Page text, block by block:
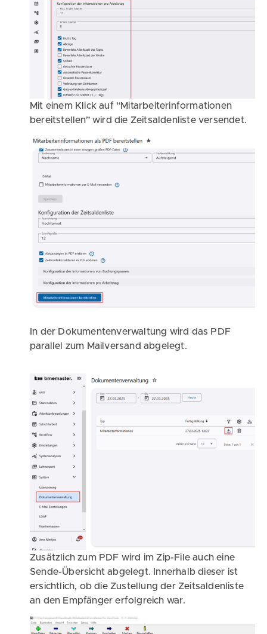
Mit einem Klick auf “Mitarbeiterinformationen
bereitstellen” wird die Zeitsaldenliste versendet.
In der Dokumentenverwaltung wird das PDF
parallel zum Mailversand abgelegt.
Zusätzlich zum PDF wird im Zip-File auch eine
Sende-Übersicht abgelegt. Innerhalb dieser ist
ersichtlich, ob die Zustellung der Zeitsaldenliste
an den Empfänger erfolgreich war.